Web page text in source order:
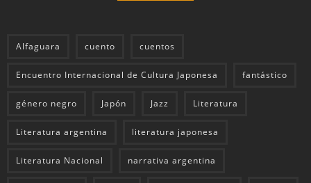
Alfaguara cuento cuentos
Encuentro Internacional de Cultura Japonesa fantástico
género negro Japón Jazz Literatura
Literatura argentina literatura japonesa
Literatura Nacional narrativa argentina